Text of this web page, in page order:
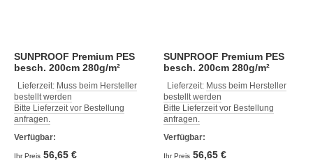
SUNPROOF Premium PES
besch. 200cm 280g/m²
Lieferzeit: Muss beim Hersteller
bestellt werden
Bitte Lieferzeit vor Bestellung
anfragen.
Verfügbar:
Ihr Preis 56,65 €
SUNPROOF Premium PES
besch. 200cm 280g/m²
Lieferzeit: Muss beim Hersteller
bestellt werden
Bitte Lieferzeit vor Bestellung
anfragen.
Verfügbar:
Ihr Preis 56,65 €